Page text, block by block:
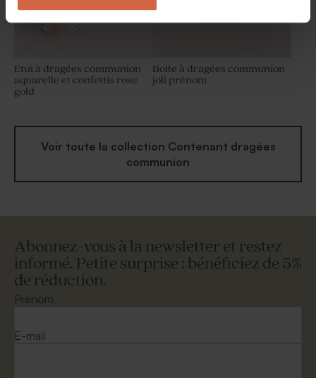
Etui à dragées communion
aquarelle et confettis rose
gold
Boite à dragées communion
joli prénom
Voir toute la collection Contenant dragées
communion
Abonnez-vous à la newsletter et restez
informé. Petite surprise : bénéficiez de 5%
de réduction.
Prénom
E-mail